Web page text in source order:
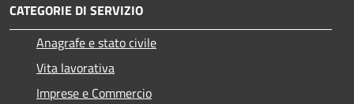
CATEGORIE DI SERVIZIO
Anagrafe e stato civile
Vita lavorativa
Imprese e Commercio